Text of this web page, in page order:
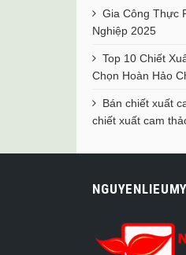
Gia Công Thực
Nghiệp 2025
Top 10 Chiết
Chọn Hoàn Hảo
Bán chiết xuất
chiết xuất cam